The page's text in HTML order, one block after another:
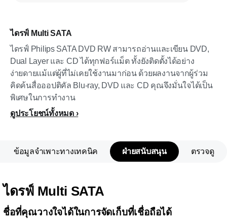
ไดรฟ์ Multi SATA
ไดรฟ์ Philips SATA DVD RW สามารถอ่านและเขียน DVD,
Dual Layer และ CD ได้ทุกฟอร์แม็ต ทั้งยังติดตั้งได้อย่าง
ง่ายดายแม้แต่ผู้ที่ไม่เคยใช้งานมาก่อน ด้วยผลงานจากผู้ร่วม
คิดค้นสื่อออปติคัล Blu-ray, DVD และ CD คุณจึงมั่นใจได้เป็น
พิเศษในการทำงาน
ดูประโยชน์ทั้งหมด
ข้อมูลจำเพาะทางเทคนิค ฝ่ายสนับสนุน ตรวจดู
ไดรฟ์ Multi SATA
ชื่อที่คุณวางใจได้ในการจัดเก็บที่เชื่อถือได้